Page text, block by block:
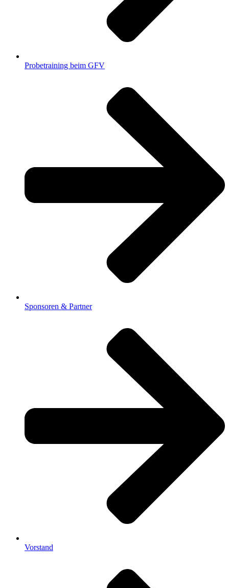
Probetraining beim GFV
Sponsoren & Partner
Vorstand